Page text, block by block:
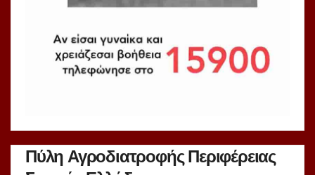
Πύλη Αγροδιατροφής Περιφέρειας